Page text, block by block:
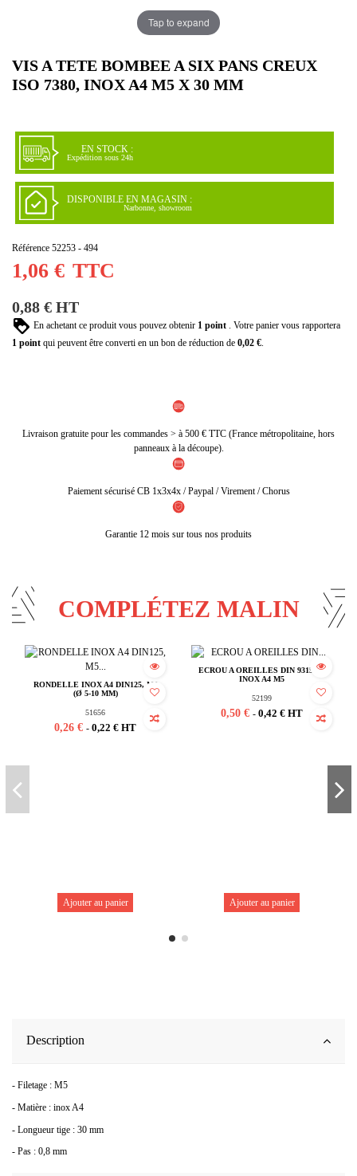
Tap to expand
VIS A TETE BOMBEE A SIX PANS CREUX
ISO 7380, INOX A4 M5 X 30 MM
EN STOCK :
Expédition sous 24h
DISPONIBLE EN MAGASIN :
Narbonne, showroom
Référence 52253 - 494
1,06 € TTC
0,88 € HT
En achetant ce produit vous pouvez obtenir 1 point . Votre panier vous rapportera
1 point qui peuvent être converti en un bon de réduction de 0,02 €.
Livraison gratuite pour les commandes > à 500 € TTC (France métropolitaine, hors
panneaux à la découpe).
Paiement sécurisé CB 1x3x4x / Paypal / Virement / Chorus
Garantie 12 mois sur tous nos produits
COMPLÉTEZ MALIN
RONDELLE INOX A4 DIN125, M5
(Ø 5-10 MM)
51656
0,26 € - 0,22 € HT
Ajouter au panier
ECROU A OREILLES DIN 9315AF,
INOX A4 M5
52199
0,50 € - 0,42 € HT
Ajouter au panier
Description
- Filetage : M5
- Matière : inox A4
- Longueur tige : 30 mm
- Pas : 0,8 mm